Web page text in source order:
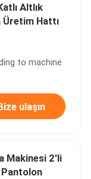
Altlık
Üretim Hattı
to machine
ulaşın
Makinesi 2'li